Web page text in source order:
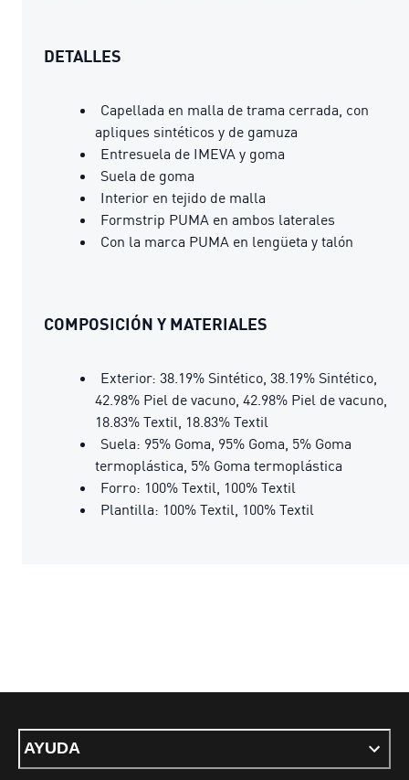
DETALLES
Capellada en malla de trama cerrada, con
apliques sintéticos y de gamuza
Entresuela de IMEVA y goma
Suela de goma
Interior en tejido de malla
Formstrip PUMA en ambos laterales
Con la marca PUMA en lengüeta y talón
COMPOSICIÓN Y MATERIALES
Exterior: 38.19% Sintético, 38.19% Sintético,
42.98% Piel de vacuno, 42.98% Piel de vacuno,
18.83% Textil, 18.83% Textil
Suela: 95% Goma, 95% Goma, 5% Goma
termoplástica, 5% Goma termoplástica
Forro: 100% Textil, 100% Textil
Plantilla: 100% Textil, 100% Textil
AYUDA